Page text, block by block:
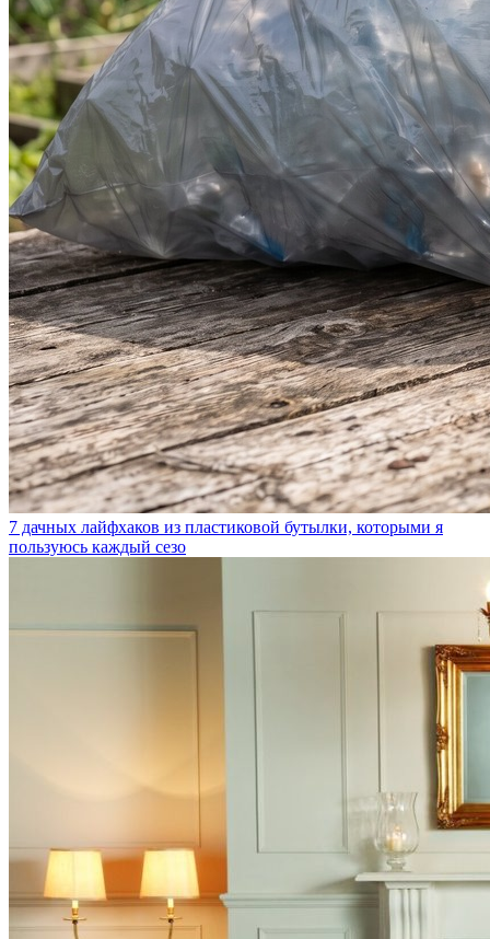
7 дачных лайфхаков из пластиковой бутылки, которыми я
пользуюсь каждый сезо